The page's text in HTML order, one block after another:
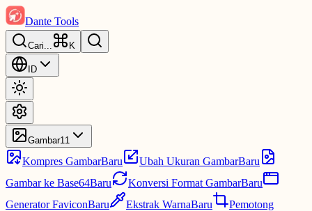
Dante Tools
Cari... K
ID
Gambar11
Kompres GambarBaru Ubah Ukuran GambarBaru
Gambar ke Base64Baru Konversi Format GambarBaru
Generator FaviconBaru Ekstrak WarnaBaru
Pemotong